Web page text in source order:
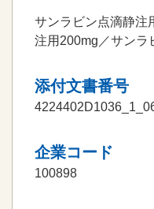
サンラビン点滴静注
注用200mg／サンラ
添付文書番号
企業コード
100898